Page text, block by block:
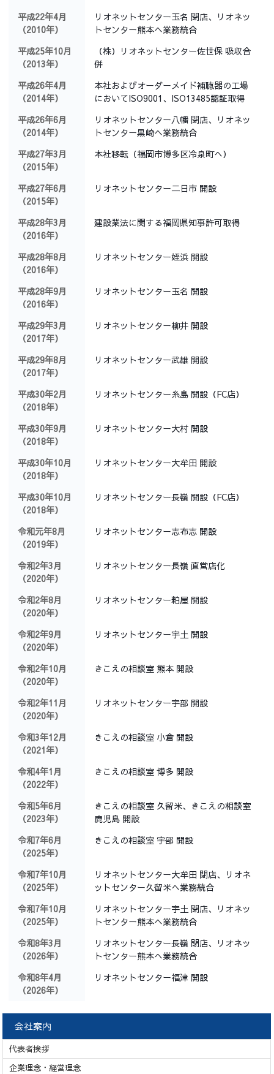
平成22年4月
（2010年）
リオネットセンター玉名 閉店、リオネッ
トセンター熊本へ業務統合
平成25年10月
（2013年）
（株）リオネットセンター佐世保 吸収合
併
平成26年4月
（2014年）
本社およびオーダーメイド補聴器の工場
においてISO9001、ISO13485認証取得
平成26年6月
（2014年）
リオネットセンター八幡 閉店、リオネッ
トセンター黒崎へ業務統合
平成27年3月
（2015年）
本社移転（福岡市博多区冷泉町へ）
平成27年6月
（2015年）
リオネットセンター二日市 開設
平成28年3月
（2016年）
建設業法に関する福岡県知事許可取得
平成28年8月
（2016年）
リオネットセンター姪浜 開設
平成28年9月
（2016年）
リオネットセンター玉名 開設
平成29年3月
（2017年）
リオネットセンター柳井 開設
平成29年8月
（2017年）
リオネットセンター武雄 開設
平成30年2月
（2018年）
リオネットセンター糸島 開設（FC店）
平成30年9月
（2018年）
リオネットセンター大村 開設
平成30年10月
（2018年）
リオネットセンター大牟田 開設
平成30年10月
（2018年）
リオネットセンター長嶺 開設（FC店）
令和元年8月
（2019年）
リオネットセンター志布志 開設
令和2年3月
（2020年）
リオネットセンター長嶺 直営店化
令和2年8月
（2020年）
リオネットセンター粕屋 開設
令和2年9月
（2020年）
リオネットセンター宇土 開設
令和2年10月
（2020年）
きこえの相談室 熊本 開設
令和2年11月
（2020年）
リオネットセンター宇部 開設
令和3年12月
（2021年）
きこえの相談室 小倉 開設
令和4年1月
（2022年）
きこえの相談室 博多 開設
令和5年6月
（2023年）
きこえの相談室 久留米、きこえの相談室
鹿児島 開設
令和7年6月
（2025年）
きこえの相談室 宇部 開設
令和7年10月
（2025年）
リオネットセンター大牟田 閉店、リオネ
ットセンター久留米へ業務統合
令和7年10月
（2025年）
リオネットセンター宇土 閉店、リオネッ
トセンター熊本へ業務統合
令和8年3月
（2026年）
リオネットセンター長嶺 閉店、リオネッ
トセンター熊本へ業務統合
令和8年4月
（2026年）
リオネットセンター福津 開設
会社案内
代表者挨拶
企業理念・経営理念